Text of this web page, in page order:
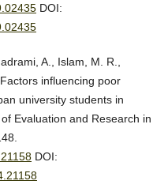
DOI:
A., Islam, M. R.,
influencing poor
university students in
Evaluation and Research in
DOI: